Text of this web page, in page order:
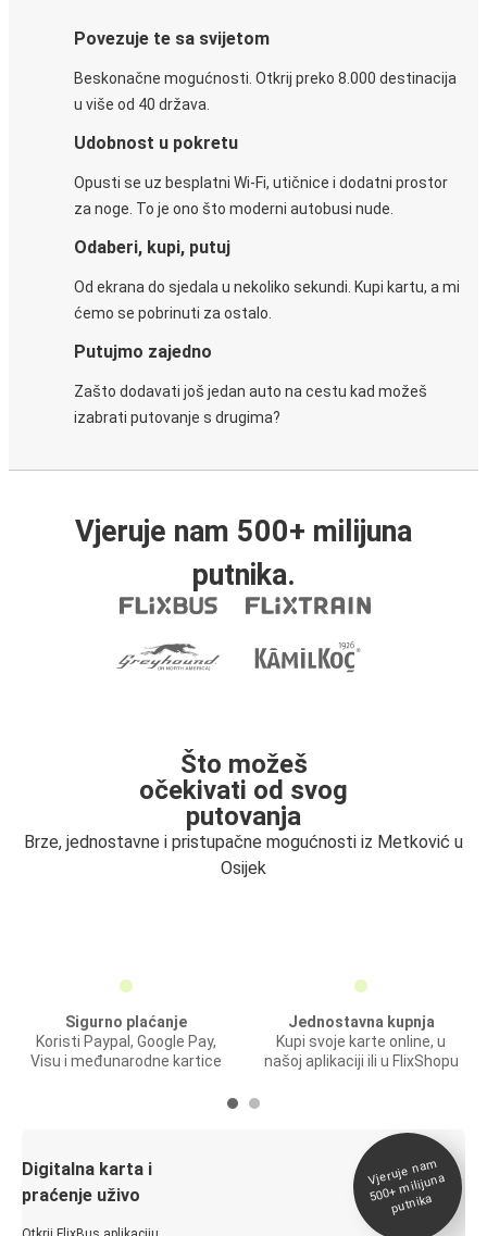
Povezuje te sa svijetom
Beskonačne mogućnosti. Otkrij preko 8.000 destinacija
u više od 40 država.
Udobnost u pokretu
Opusti se uz besplatni Wi-Fi, utičnice i dodatni prostor
za noge. To je ono što moderni autobusi nude.
Odaberi, kupi, putuj
Od ekrana do sjedala u nekoliko sekundi. Kupi kartu, a mi
ćemo se pobrinuti za ostalo.
Putujmo zajedno
Zašto dodavati još jedan auto na cestu kad možeš
izabrati putovanje s drugima?
Vjeruje nam 500+ milijuna
putnika.
Što možeš
očekivati od svog
putovanja
Brze, jednostavne i pristupačne mogućnosti iz Metković u
Osijek
Sigurno plaćanje
Koristi Paypal, Google Pay,
Visu i međunarodne kartice
Jednostavna kupnja
Kupi svoje karte online, u
našoj aplikaciji ili u FlixShopu
Digitalna karta i
praćenje uživo
Vjeruje na
m
500+
milijuna
putnika